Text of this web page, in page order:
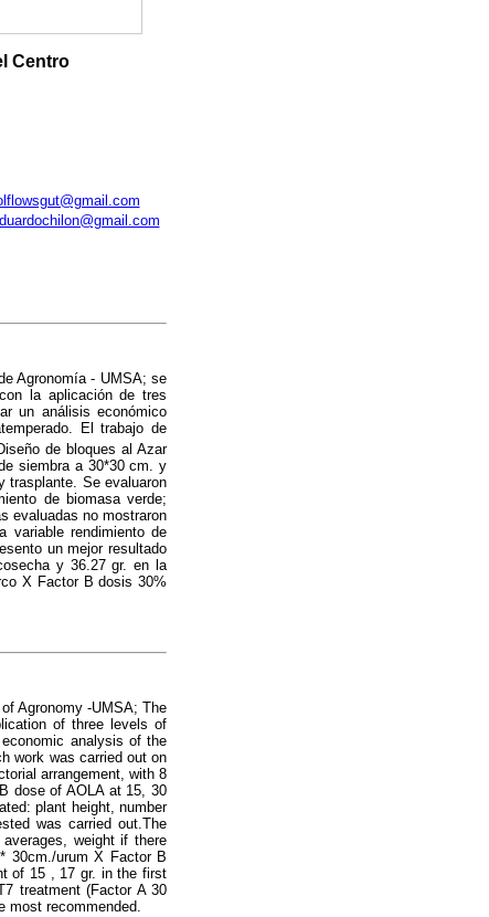
Centro
Agronomía - UMSA; se
la aplicación de tres
un análisis económico
El trabajo de
de bloques al Azar
siembra a 30*30 cm. y
trasplante. Se evaluaron
de biomasa verde;
evaluadas no mostraron
variable rendimiento de
un mejor resultado
y 36.27 gr. en la
X Factor B dosis 30%
Agronomy -UMSA; The
of three levels of
analysis of the
work was carried out on
arrangement, with 8
dose of AOLA at 15, 30
plant height, number
was carried out.The
weight if there
30cm./urum X Factor B
of 15 , 17 gr. in the first
treatment (Factor A 30
most recommended.